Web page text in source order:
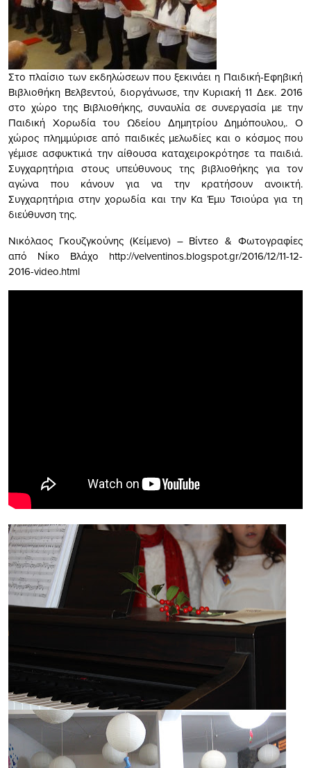
Στο πλαίσιο των εκδηλώσεων που ξεκινάει η Παιδική-Εφηβική
Βιβλιοθήκη Βελβεντού, διοργάνωσε, την Κυριακή 11 Δεκ. 2016
στο χώρο της Βιβλιοθήκης, συναυλία σε συνεργασία με την
Παιδική Χορωδία του Ωδείου Δημητρίου Δημόπουλου,. Ο
χώρος πλημμύρισε από παιδικές μελωδίες και ο κόσμος που
γέμισε ασφυκτικά την αίθουσα καταχειροκρότησε τα παιδιά.
Συγχαρητήρια στους υπεύθυνους της βιβλιοθήκης για τον
αγώνα που κάνουν για να την κρατήσουν ανοικτή.
Συγχαρητήρια στην χορωδία και την Κα Έμυ Τσιούρα για τη
διεύθυνση της.
Νικόλαος Γκουζγκούνης (Κείμενο) – Βίντεο & Φωτογραφίες
από Νίκο Βλάχο http://velventinos.blogspot.gr/2016/12/11-12-
2016-video.html